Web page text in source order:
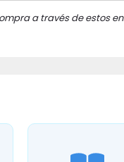
a través de estos